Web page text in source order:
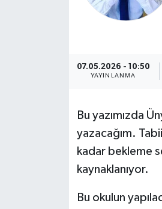
07.05.2026 - 10:50
YAYINLANMA
Bu yazımızda
yazacağım.
kadar bekleme
kaynaklanıyor.
Bu okulun